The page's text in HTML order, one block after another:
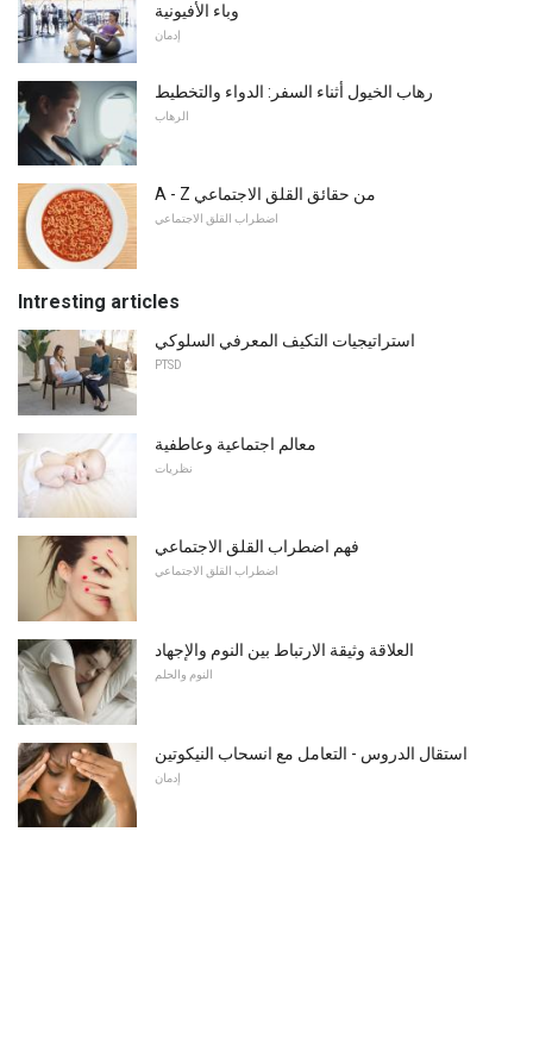
وباء الأفيونية
إدمان
رهاب الخيول أثناء السفر: الدواء والتخطيط
الرهاب
A - Z من حقائق القلق الاجتماعي
اضطراب القلق الاجتماعي
Intresting articles
استراتيجيات التكيف المعرفي السلوكي
PTSD
معالم اجتماعية وعاطفية
نظريات
فهم اضطراب القلق الاجتماعي
اضطراب القلق الاجتماعي
العلاقة وثيقة الارتباط بين النوم والإجهاد
النوم والحلم
استقال الدروس - التعامل مع انسحاب النيكوتين
إدمان